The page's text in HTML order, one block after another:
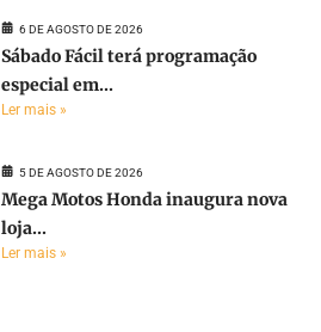
6 DE AGOSTO DE 2026
Sábado Fácil terá programação
especial em...
Ler mais »
5 DE AGOSTO DE 2026
Mega Motos Honda inaugura nova
loja...
Ler mais »